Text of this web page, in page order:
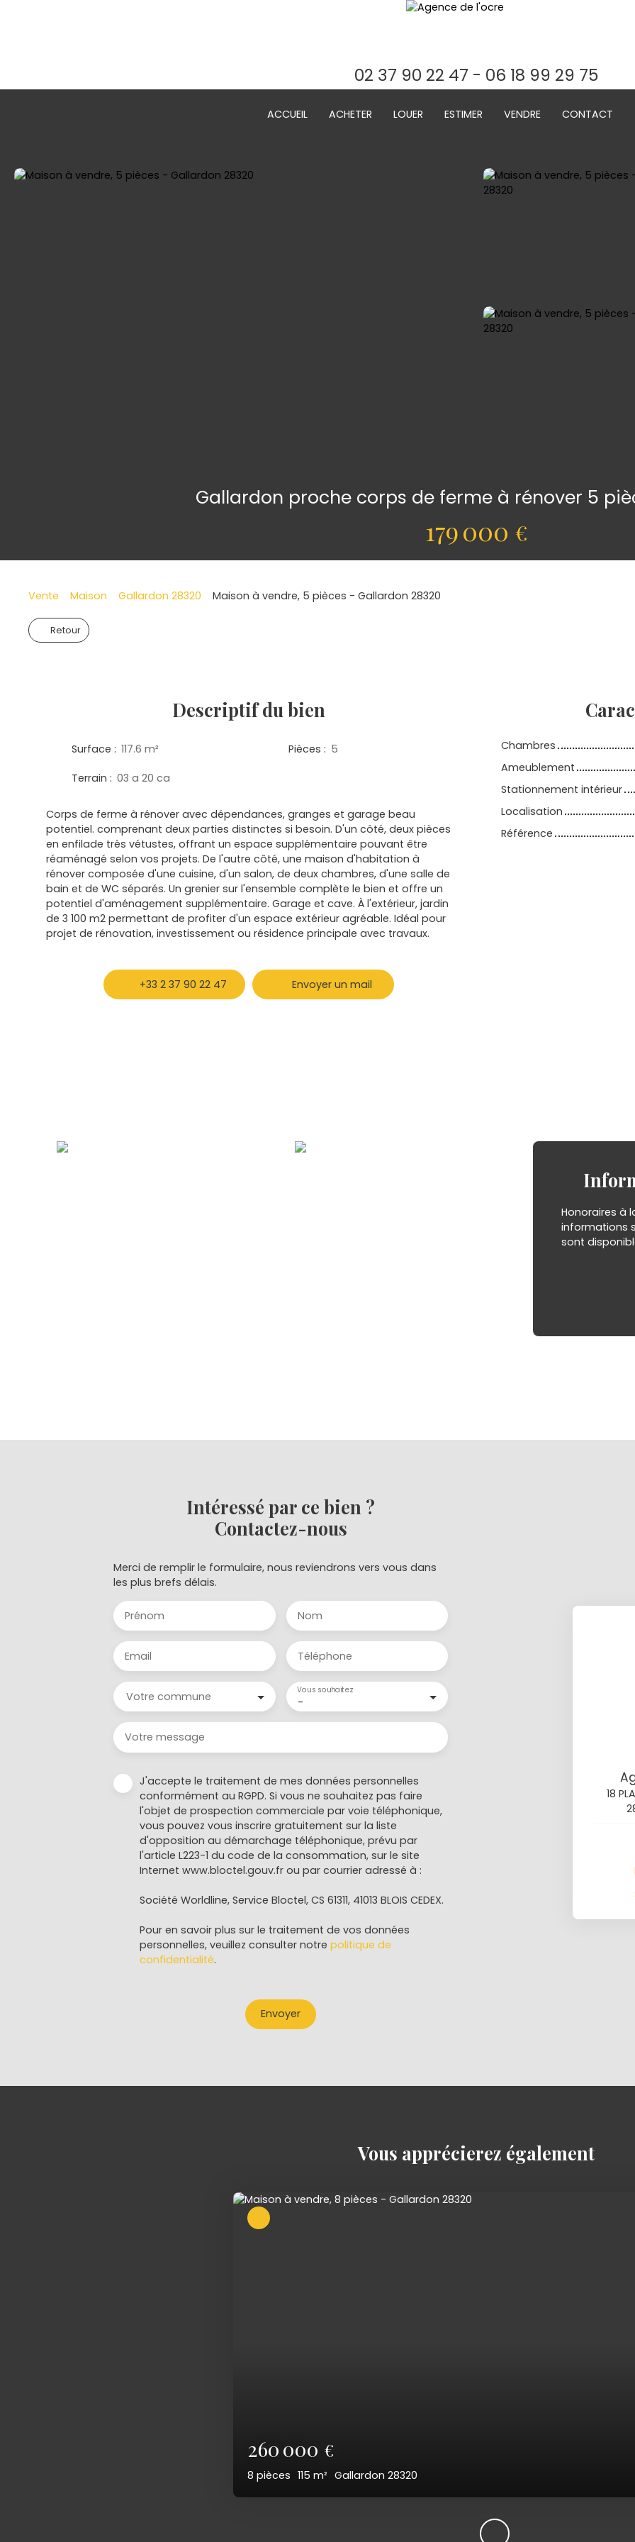
02 37 90 22 47 - 06 18 99 29 75
ACCUEIL ACHETER LOUER ESTIMER VENDRE CONTACT
Gallardon proche corps de ferme à rénover 5
179 000 €
Vente Maison Gallardon 28320 Maison à vendre, 5 pièces - Gallardon 28320
Retour
Descriptifdu bien
Surface : 117.6 m² Pièces : 5
Terrain : 03 a 20 ca
Corps de ferme à rénover avec dépendances, granges et garage beau
potentiel. comprenant deux parties distinctes si besoin. D'un côté, deux pièces
en enfilade très vétustes, offrant un espace supplémentaire pouvant être
réaménagé selon vos projets. De l'autre côté, une maison d'habitation à
rénover composée d'une cuisine, d'un salon, de deux chambres, d'une salle de
bain et de WC séparés. Un grenier sur l'ensemble complète le bien et offre un
potentiel d'aménagement supplémentaire. Garage et cave. À l'extérieur, jardin
de 3 100 m2 permettant de profiter d'un espace extérieur agréable. Idéal pour
projet de rénovation, investissement ou résidence principale avec travaux.
+33 2 37 90 22 47 Envoyer un mail
Chambres
Ameublement
Stationnement intérieur
Localisation
Référence
Honoraires à
informations
sont
Intéressé par ce bien ?
Contactez-nous
Merci de remplir le formulaire, nous reviendrons vers vous dans
les plus brefs délais.
Prénom Nom
Email Téléphone
Votre commune -
Vous souhaitez
Votre message
J'accepte le traitement de mes données personnelles
conformément au RGPD. Si vous ne souhaitez pas faire
l'objet de prospection commerciale par voie téléphonique,
vous pouvez vous inscrire gratuitement sur la liste
d'opposition au démarchage téléphonique, prévu par
l'article L223-1 du code de la consommation, sur le site
Internet www.bloctel.gouv.fr ou par courrier adressé à :
Société Worldline, Service Bloctel, CS 61311, 41013 BLOIS CEDEX.
Pour en savoir plus sur le traitement de vos données
personnelles, veuillez consulter notre politique de
confidentialité.
Envoyer
18
Vous apprécierez également
275 000€
7pièces 130m² Gallardon 28320